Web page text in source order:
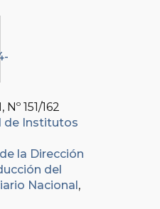
Nº 151/162
de Institutos
la Dirección
del
Nacional ,